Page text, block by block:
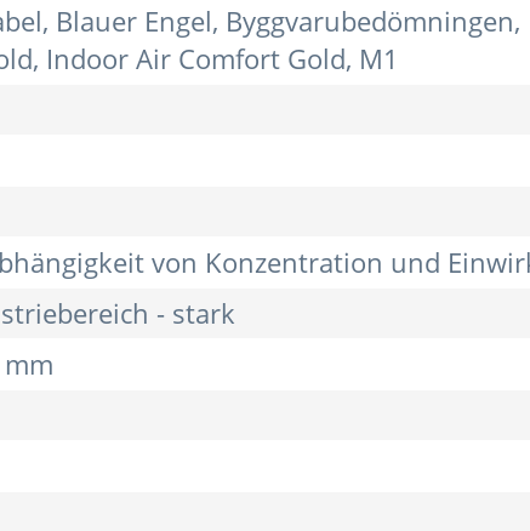
Blauer Engel, Byggvarubedömningen,
Indoor Air Comfort Gold, M1
von Konzentration und
- stark